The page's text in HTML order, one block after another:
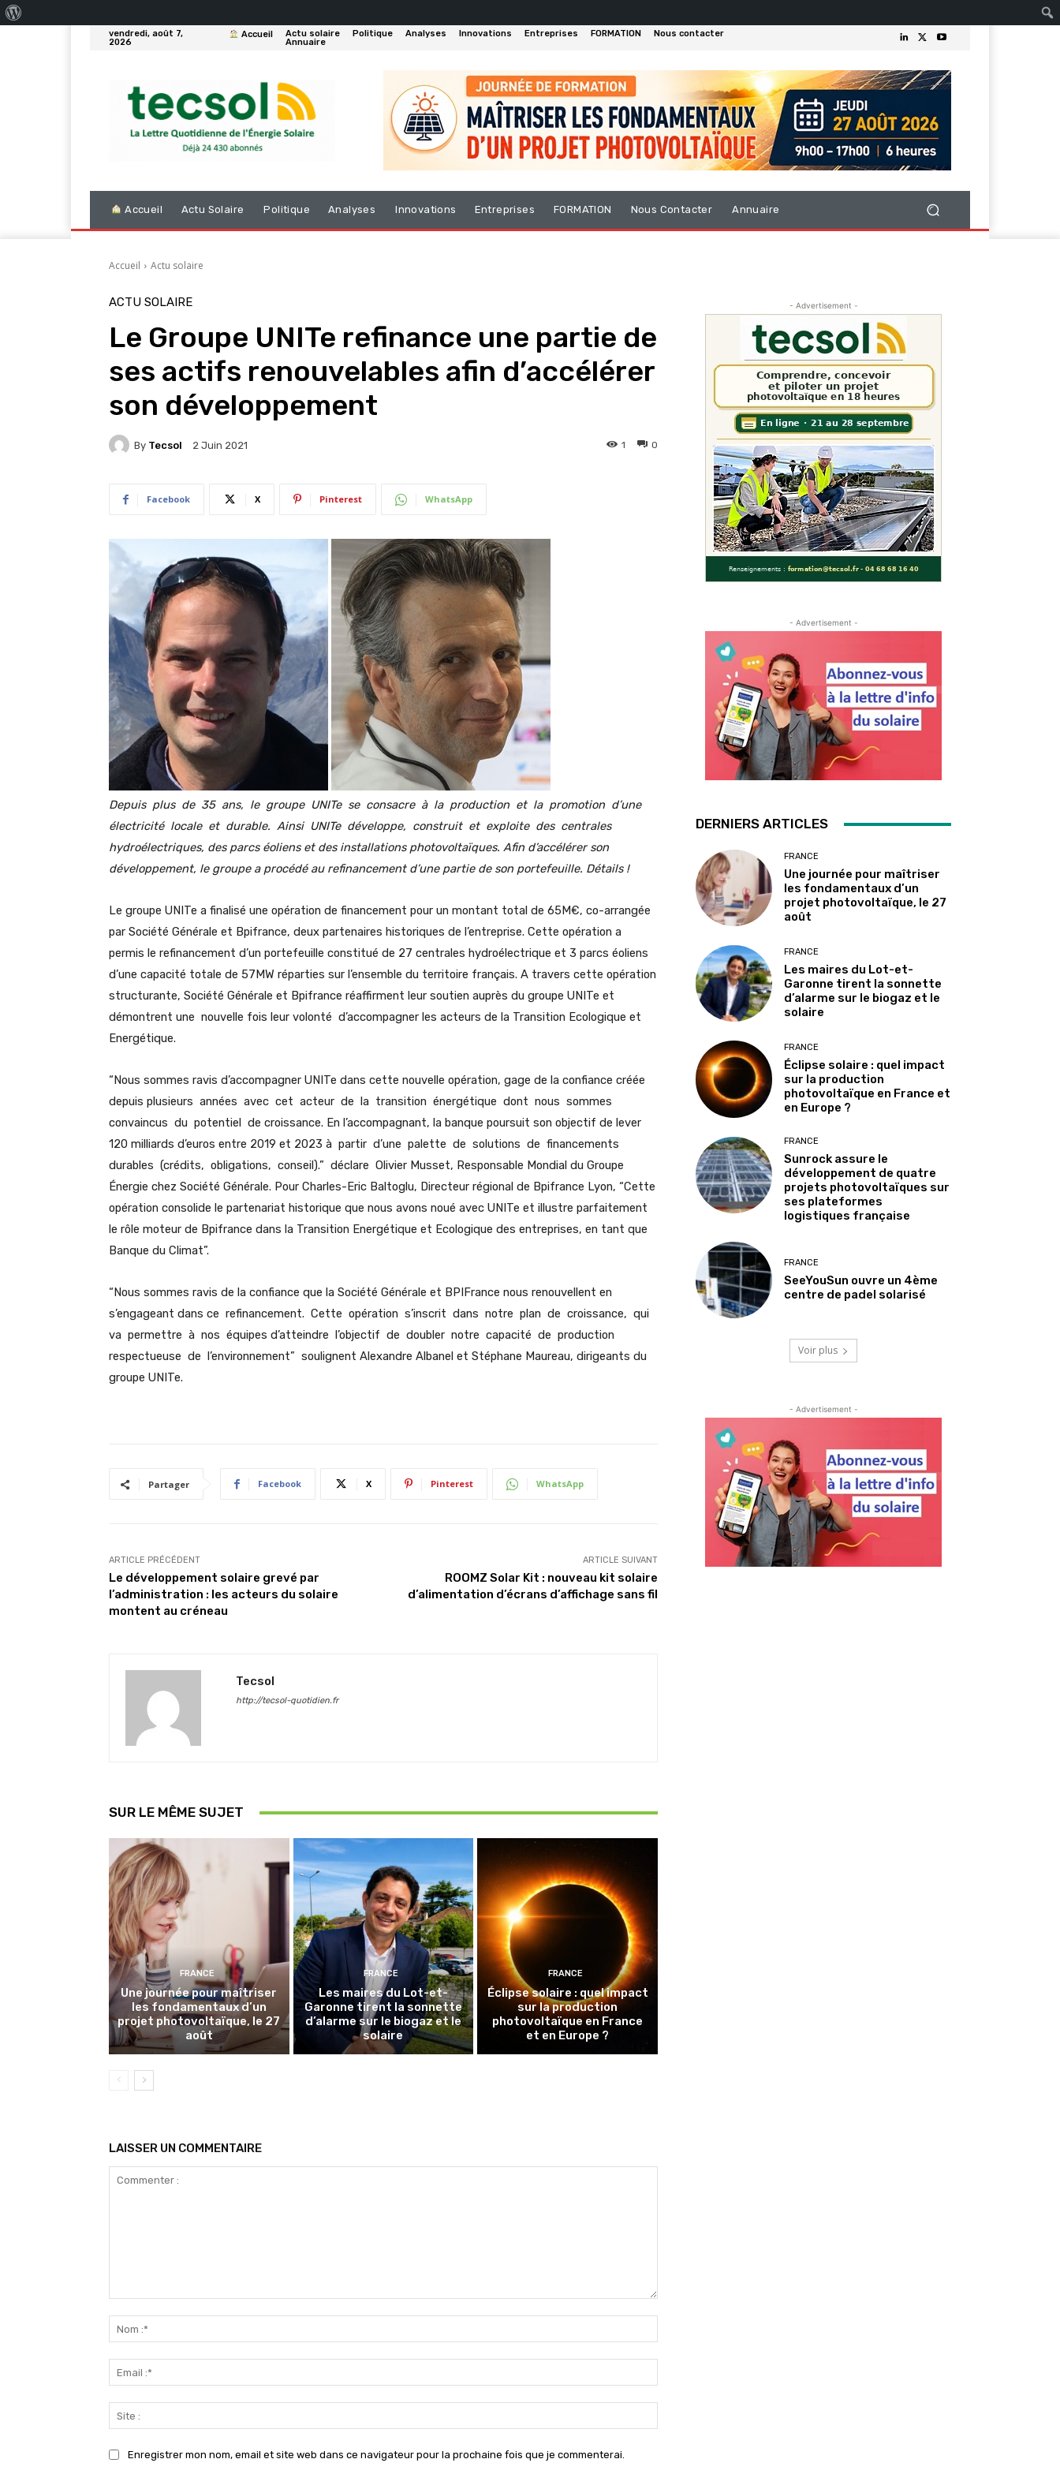
vendredi, août 7,
2026
Accueil Actu solaire Politique Analyses Innovations Entreprises FORMATION
Nous contacter
Annuaire
Accueil Actu Solaire Politique Analyses Innovations Entreprises FORMATION Nous Contacter Annuaire
Accueil Actu solaire
ACTU SOLAIRE
Le Groupe UNITe refinance une partie de
ses actifs renouvelables afin d’accélérer
son développement
By Tecsol 2 Juin 2021 0
1
Facebook X Pinterest WhatsApp
Depuis plus de 35 ans, le groupe UNITe se consacre à la production et la promotion d’une
électricité locale et durable. Ainsi UNITe développe, construit et exploite des centrales
hydroélectriques, des parcs éoliens et des installations photovoltaïques. Afin d’accélérer son
développement, le groupe a procédé au refinancement d’une partie de son portefeuille. Détails !
Le groupe UNITe a finalisé une opération de financement pour un montant total de 65M€, co-arrangée
par Société Générale et Bpifrance, deux partenaires historiques de l’entreprise. Cette opération a
permis le refinancement d’un portefeuille constitué de 27 centrales hydroélectrique et 3 parcs éoliens
d’une capacité totale de 57MW réparties sur l’ensemble du territoire français. A travers cette opération
structurante, Société Générale et Bpifrance réaffirment leur soutien auprès du groupe UNITe et
démontrent une nouvelle fois leur volonté d’accompagner les acteurs de la Transition Ecologique et
Energétique.
“Nous sommes ravis d’accompagner UNITe dans cette nouvelle opération, gage de la confiance créée
depuis plusieurs années avec cet acteur de la transition énergétique dont nous sommes
convaincus du potentiel de croissance. En l’accompagnant, la banque poursuit son objectif de lever
120 milliards d’euros entre 2019 et 2023 à partir d’une palette de solutions de financements
durables (crédits, obligations, conseil).” déclare Olivier Musset, Responsable Mondial du Groupe
Énergie chez Société Générale. Pour Charles-Eric Baltoglu, Directeur régional de Bpifrance Lyon, “Cette
opération consolide le partenariat historique que nous avons noué avec UNITe et illustre parfaitement
le rôle moteur de Bpifrance dans la Transition Energétique et Ecologique des entreprises, en tant que
Banque du Climat”.
“Nous sommes ravis de la confiance que la Société Générale et BPIFrance nous renouvellent en
s’engageant dans ce refinancement. Cette opération s’inscrit dans notre plan de croissance, qui
va permettre à nos équipes d’atteindre l’objectif de doubler notre capacité de production
respectueuse de l’environnement” soulignent Alexandre Albanel et Stéphane Maureau, dirigeants du
groupe UNITe.
Partager Facebook X Pinterest WhatsApp
ARTICLE PRÉCÉDENT
Le développement solaire grevé par
l’administration : les acteurs du solaire
montent au créneau
ARTICLE SUIVANT
ROOMZ Solar Kit : nouveau kit solaire
d’alimentation d’écrans d’affichage sans fil
Tecsol
http://tecsol-quotidien.fr
SUR LE MÊME SUJET
FRANCE
Une journée pour maîtriser
les fondamentaux d’un
projet photovoltaïque, le 27
août
FRANCE
Les maires du Lot-et-
Garonne tirent la sonnette
d’alarme sur le biogaz et le
solaire
FRANCE
Éclipse solaire : quel impact
sur la production
photovoltaïque en France
et en Europe ?
LAISSER UN COMMENTAIRE
:*
:*
:
Enregistrer mon nom, email et site web dans ce navigateur pour la prochaine fois que je commenterai.
- Advertisement -
- Advertisement -
DERNIERS ARTICLES
FRANCE
Une journée pour maîtriser
les fondamentaux d’un
projet photovoltaïque, le 27
août
FRANCE
Les maires du Lot-et-
Garonne tirent la sonnette
d’alarme sur le biogaz et le
solaire
FRANCE
Éclipse solaire : quel impact
sur la production
photovoltaïque en France et
en Europe ?
FRANCE
Sunrock assure le
développement de quatre
projets photovoltaïques sur
ses plateformes
logistiques française
FRANCE
SeeYouSun ouvre un 4ème
centre de padel solarisé
Voir plus
- Advertisement -